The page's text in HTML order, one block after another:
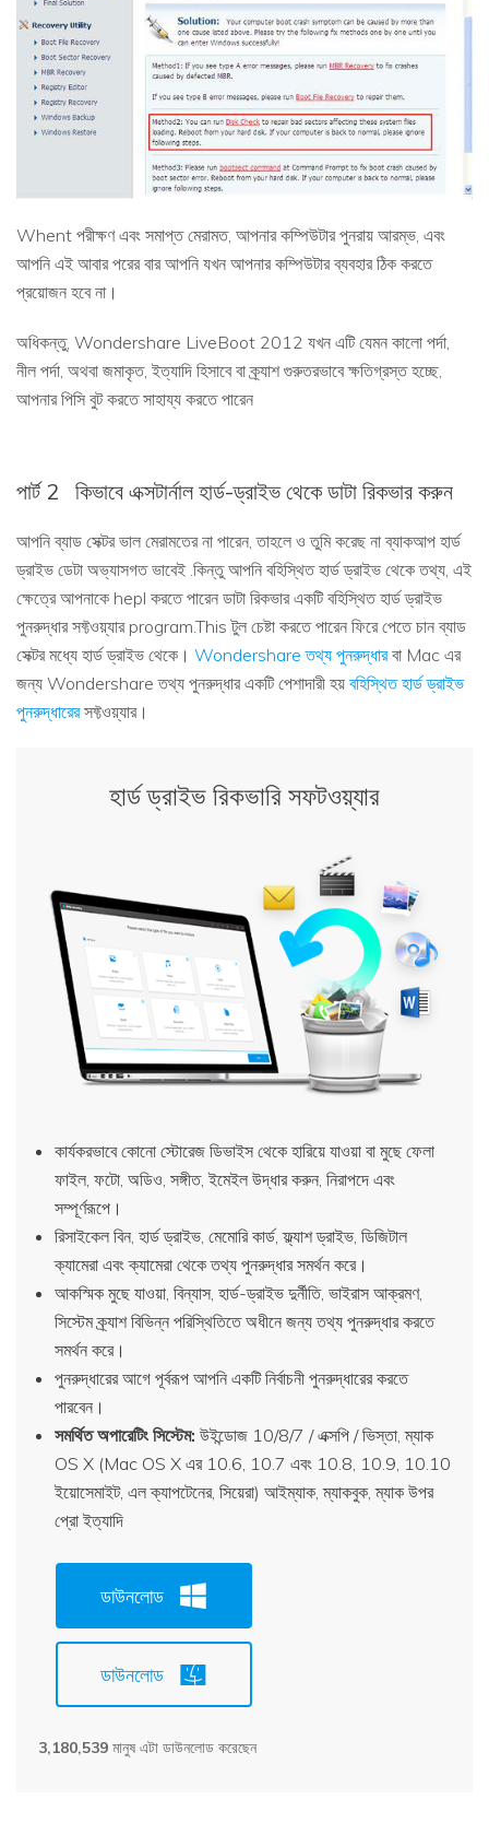
Whent পরীক্ষণ এবং সমাপ্ত মেরামত, আপনার কম্পিউটার পুনরায় আরম্ভ, এবং
আপনি এই আবার পরের বার আপনি যখন আপনার কম্পিউটার ব্যবহার ঠিক করতে
প্রয়োজন হবে না।
অধিকন্তু, Wondershare LiveBoot 2012 যখন এটি যেমন কালো পর্দা,
নীল পর্দা, অথবা জমাকৃত, ইত্যাদি হিসাবে বা ক্র্যাশ গুরুতরভাবে ক্ষতিগ্রস্ত হচ্ছে,
আপনার পিসি বুট করতে সাহায্য করতে পারেন
পার্ট 2 কিভাবে এক্সটার্নাল হার্ড-ড্রাইভ থেকে ডাটা রিকভার করুন
আপনি ব্যাড সেক্টর ভাল মেরামতের না পারেন, তাহলে ও তুমি করেছ না ব্যাকআপ হার্ড
ড্রাইভ ডেটা অভ্যাসগত ভাবেই .কিন্তু আপনি বহিস্থিত হার্ড ড্রাইভ থেকে তথ্য, এই
ক্ষেত্রে আপনাকে hepl করতে পারেন ডাটা রিকভার একটি বহিস্থিত হার্ড ড্রাইভ
পুনরুদ্ধার সফ্টওয়্যার program.This টুল চেষ্টা করতে পারেন ফিরে পেতে চান ব্যাড
সেক্টর মধ্যে হার্ড ড্রাইভ থেকে। Wondershare তথ্য পুনরুদ্ধারবা Mac এর
জন্য Wondershare তথ্য পুনরুদ্ধার একটি পেশাদারী হয় বহিস্থিত হার্ড ড্রাইভ
পুনরুদ্ধারেরসফ্টওয়্যার।
হার্ড ড্রাইভ রিকভারি সফটওয়্যার
কার্যকরভাবে কোনো স্টোরেজ ডিভাইস থেকে হারিয়ে যাওয়া বা মুছে ফেলা
ফাইল, ফটো, অডিও, সঙ্গীত, ইমেইল উদ্ধার করুন, নিরাপদে এবং
সম্পূর্ণরূপে।
রিসাইকেল বিন, হার্ড ড্রাইভ, মেমোরি কার্ড, ফ্ল্যাশ ড্রাইভ, ডিজিটাল
ক্যামেরা এবং ক্যামেরা থেকে তথ্য পুনরুদ্ধার সমর্থন করে।
আকস্মিক মুছে যাওয়া, বিন্যাস, হার্ড-ড্রাইভ দুর্নীতি, ভাইরাস আক্রমণ,
সিস্টেম ক্র্যাশ বিভিন্ন পরিস্থিতিতে অধীনে জন্য তথ্য পুনরুদ্ধার করতে
সমর্থন করে।
পুনরুদ্ধারের আগে পূর্বরূপ আপনি একটি নির্বাচনী পুনরুদ্ধারের করতে
পারবেন।
সমর্থিত অপারেটিং সিস্টেম: উইন্ডোজ 10/8/7 / এক্সপি / ভিস্তা, ম্যাক
OS X (Mac OS X এর 10.6, 10.7 এবং 10.8, 10.9, 10.10
ইয়োসেমাইট, এল ক্যাপটেনের, সিয়েরা) আইম্যাক, ম্যাকবুক, ম্যাক উপর
প্রো ইত্যাদি
ডাউনলোড
ডাউনলোড
3,180,539 মানুষ এটা ডাউনলোড করেছেন